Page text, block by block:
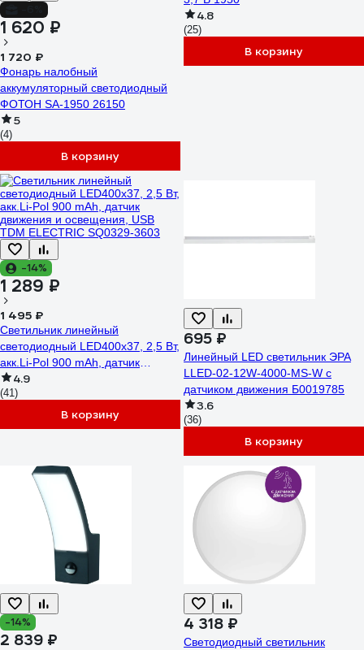
1 620 ₽
1 720 ₽
Фонарь налобный
аккумуляторный светодиодный
ФОТОН SA-1950 26150
5
(4)
В корзину
4.8
(25)
В корзину
-14%
1 289 ₽
1 495 ₽
Светильник линейный
светодиодный LED400х37, 2,5 Вт,
акк.Li-Pol 900 mAh, датчик
движения и освещения, USB
TDM ELECTRIC SQ0329-3603
4.9
(41)
В корзину
695 ₽
Линейный LED светильник ЭРА
LLED-02-12W-4000-MS-W с
датчиком движения Б0019785
3.6
(36)
В корзину
-14%
2 839 ₽
4 318 ₽
Cветодиодный светильник